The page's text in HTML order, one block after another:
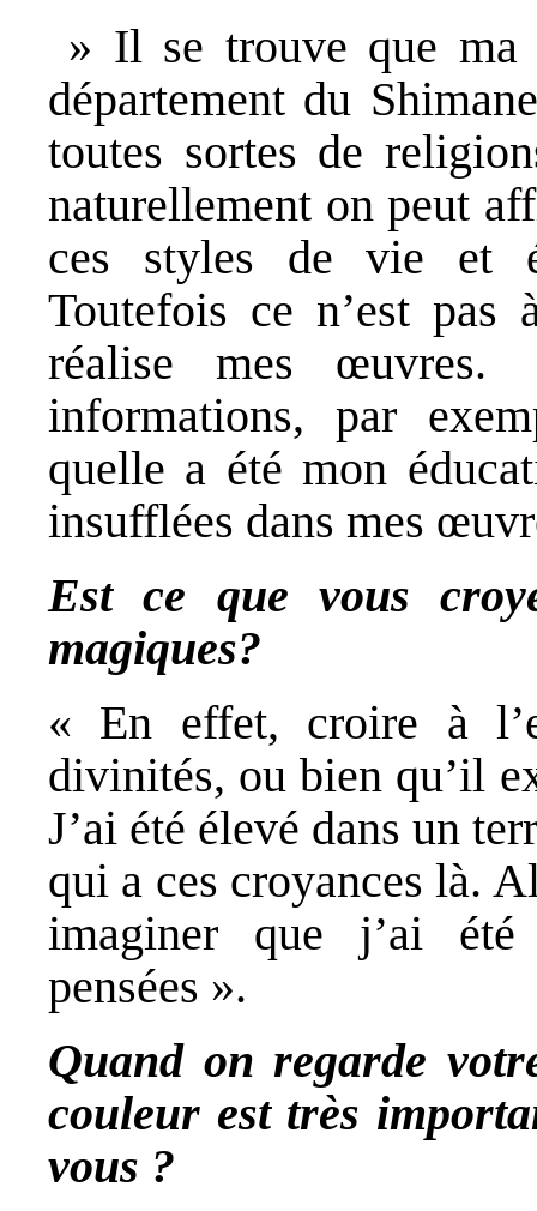
» Il se trouve que ma
département du
toutes sortes de
naturellement on peut
ces styles de vie et
Toutefois ce n’est
réalise mes
informations, par
quelle a été mon
insufflées dans mes
Est ce que vous
magiques?
« En effet, croire à
divinités, ou bien qu’il
J’ai été élevé dans un
qui a ces croyances là.
imaginer que j’ai
pensées ».
Quand on regarde
couleur est très
vous ?